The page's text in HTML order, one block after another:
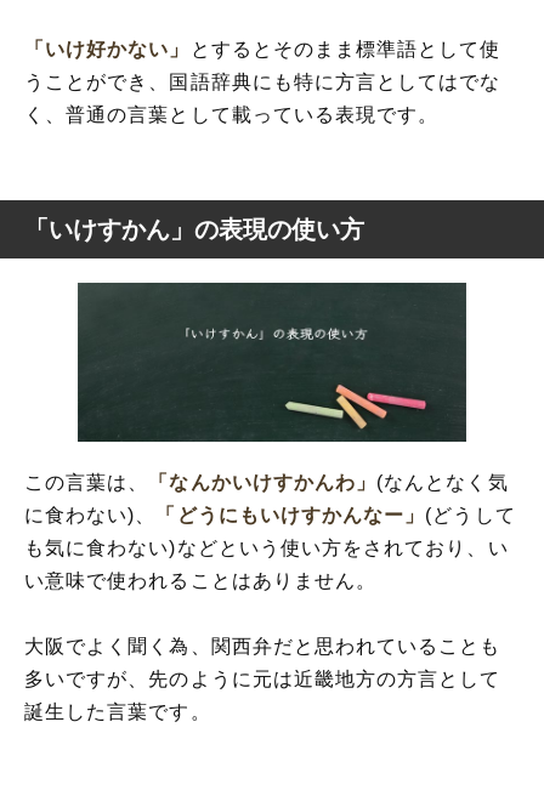
「いけ好かない」
とするとそのまま標準語として使
うことができ、国語辞典にも特に方言としてはでな
く、普通の言葉として載っている表現です。
「いけすかん」の表現の使い方
この言葉は、 「なんかいけすかんわ」 (なんとなく気
に食わない)、
「どうにもいけすかんなー」 (どうして
も気に食わない)などという使い方をされており、い
い意味で使われることはありません。
大阪でよく聞く為、関西弁だと思われていることも
多いですが、先のように元は近畿地方の方言として
誕生した言葉です。